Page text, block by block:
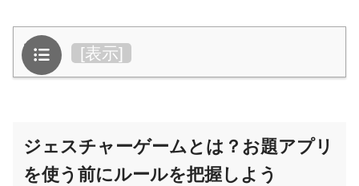
目次 [表示]
ジェスチャーゲームとは？お題アプリ
を使う前にルールを把握しよう